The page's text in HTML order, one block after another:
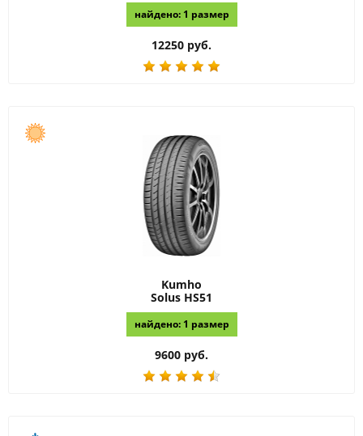
найдено: 1 размер
12250 руб.
Kumho
Solus HS51
найдено: 1 размер
9600 руб.